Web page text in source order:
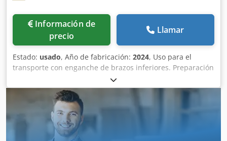
Información de
precio
Llamar
Estado: usado, Año de fabricación: 2024, Uso para el
transporte con enganche de brazos inferiores. Preparación
para transporte con acoplamiento abierto CW 12200 /
anillos Cambridge lisos. Iluminación LED para carretera.
Remolque de brazos inferiores categoría 3 / eje con freno
3,3-4,2T. Homologación UE - COC. Dispositivo de seguridad
contra el uso no autorizado. Chsdpfx Ahett I N Somea